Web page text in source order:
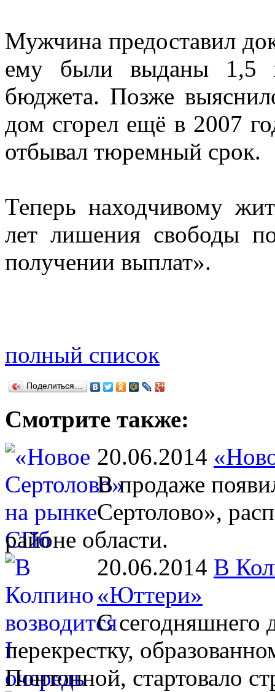
Мужчина предоставил
ему были выданы 1,5
бюджета. Позже
дом сгорел ещё в 2007
отбывал тюремный срок.
Теперь находчивому
лет лишения свободы
получении выплат».
полный список
Поделиться…
Смотрите также:
20.06.2014
В продаже
Сертолово»,
районе области.
20.06.2014 В
«Юттери»
С сегодняшнего
перекрестку,
Понтонной, стартовало